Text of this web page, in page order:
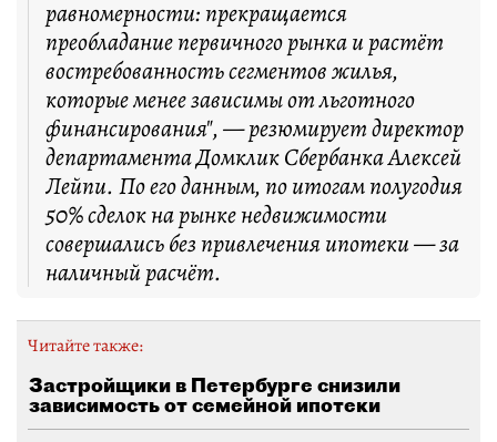
равномерности: прекращается
преобладание первичного рынка и растёт
востребованность сегментов жилья,
которые менее зависимы от льготного
финансирования", — резюмирует директор
департамента Домклик Сбербанка Алексей
Лейпи. По его данным, по итогам полугодия
50% сделок на рынке недвижимости
совершались без привлечения ипотеки — за
наличный расчёт.
Читайте также:
Застройщики в Петербурге снизили
зависимость от семейной ипотеки